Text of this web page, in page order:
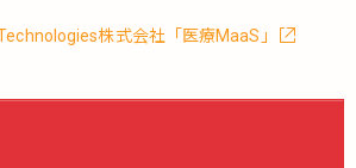
株式会社「医療MaaS」